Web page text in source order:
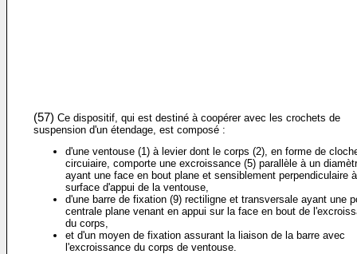
(57) Ce dispositif, qui est destiné à coopérer avec les crochets de
suspension d'un étendage, est composé :
d'une ventouse (1) à levier dont le corps (2), en forme de
circuiaire, comporte une excroissance (5) parallèle à un
ayant une face en bout plane et sensiblement perpendiculaire
surface d'appui de la ventouse,
d'une barre de fixation (9) rectiligne et transversale ayant une
centrale plane venant en appui sur la face en bout de
du corps,
et d'un moyen de fixation assurant la liaison de la barre avec
l'excroissance du corps de ventouse.